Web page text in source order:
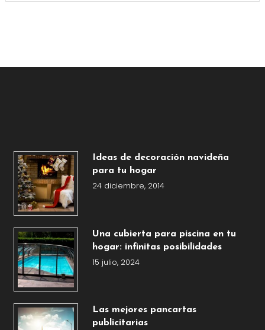
Ideas de decoración navideña
para tu hogar
24 diciembre, 2014
Una cubierta para piscina en tu
hogar: infinitas posibilidades
15 julio, 2024
Las mejores pancartas
publicitarias